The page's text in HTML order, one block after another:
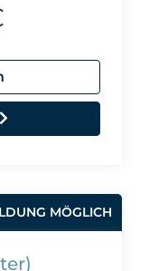
MÖGLICH